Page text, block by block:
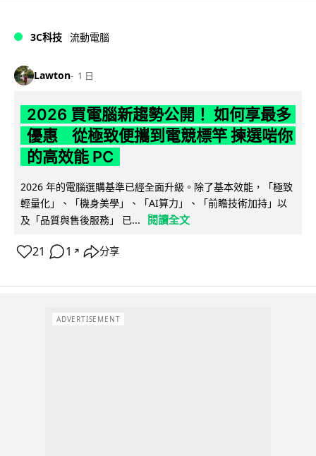
3C科技 流動電腦
Lawton 1 日
2026 買電腦新趨勢公開！ 如何享最多
優惠 從極致便攜到電競標竿 揀選啱你
的高效能 PC
2026 年的電腦選購基準已經全面升級。除了基本效能，「極致
輕量化」、「機身美學」、「AI算力」、「前瞻技術加持」以
及「品質與售後服務」 已...
閱讀全文
21 1 ↗ 分享
ADVERTISEMENT